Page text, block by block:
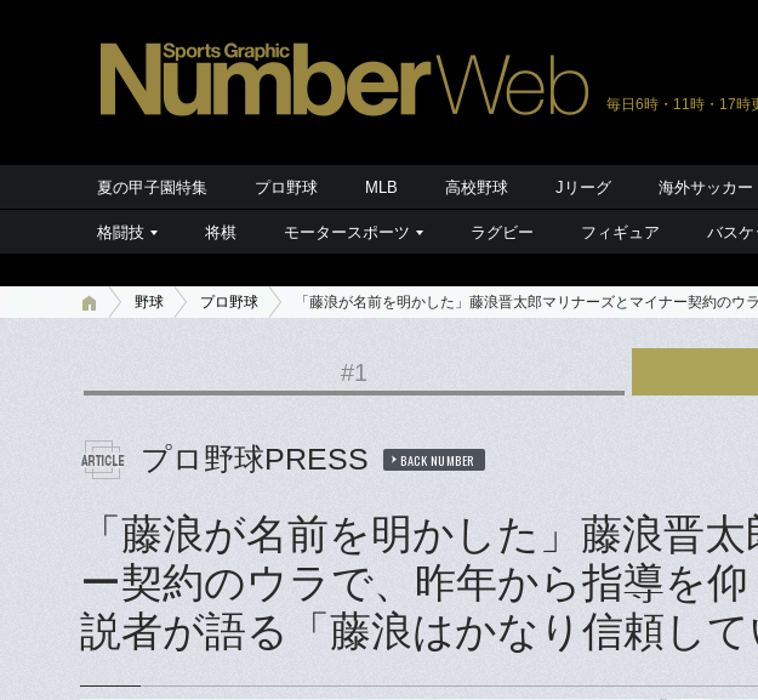
毎日6時・11時・17時
夏の甲子園特集 プロ野球 MLB 高校野球 Jリーグ 海外サッカー
格闘技 将棋 モータースポーツ ラグビー フィギュア バスケ
野球 プロ野球 「藤浪が名前を明かした」藤浪晋太郎マリナーズとマイナー契約の
#1
プロ野球PRESS BACK NUMBER
「藤浪が名前を明かした」藤浪晋
ー契約のウラで、昨年から指導を
説者が語る「藤浪はかなり信頼して